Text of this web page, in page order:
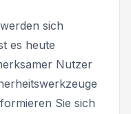
sich
es heute
Nutzer
Sie sich